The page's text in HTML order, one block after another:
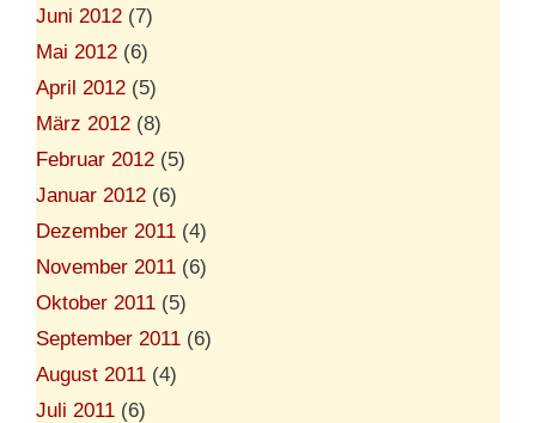
Juni 2012 (7)
Mai 2012 (6)
April 2012 (5)
März 2012 (8)
Februar 2012 (5)
Januar 2012 (6)
Dezember 2011 (4)
November 2011 (6)
Oktober 2011 (5)
September 2011 (6)
August 2011 (4)
Juli 2011 (6)